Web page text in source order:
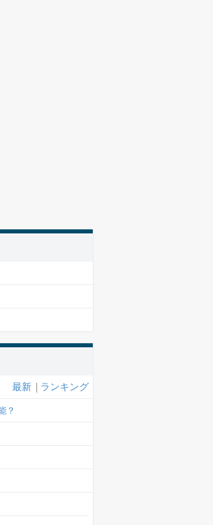
最新 ランキング
？